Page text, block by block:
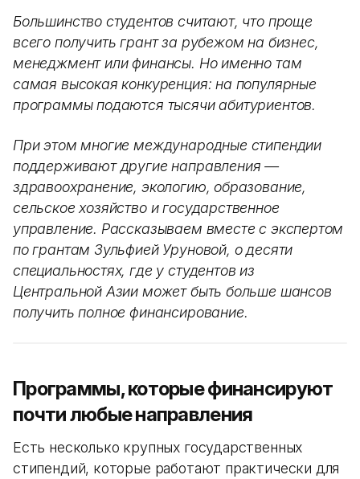
Большинство студентов считают, что проще
всего получить грант за рубежом на бизнес,
менеджмент или финансы. Но именно там
самая высокая конкуренция: на популярные
программы подаются тысячи абитуриентов.
При этом многие международные стипендии
поддерживают другие направления —
здравоохранение, экологию, образование,
сельское хозяйство и государственное
управление. Рассказываем вместе с экспертом
по грантам Зульфией Уруновой, о десяти
специальностях, где у студентов из
Центральной Азии может быть больше шансов
получить полное финансирование.
Программы, которые финансируют
почти любые направления
Есть несколько крупных государственных
стипендий, которые работают практически для